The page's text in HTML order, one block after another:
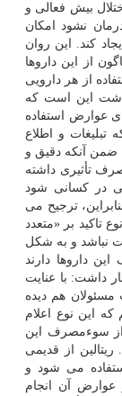
بیش فعالی و
نشود امكان
كند. این روان
از این داروها
از هر دارویی
این است كه
ی عوارض استفاده
تبلیغات و اطلاع
آنكه دقیق و
تأثیری داشته
در كسانی شود
ترجیح می
تاكید بر «متعدد
نباشد و به شكل
داروها دارند
داشت: با عنایت
مسئولان هم دیده
این نوع اعلام
از سوءمصرف این
از قدیمی
می شود و
عوارض آن انجام